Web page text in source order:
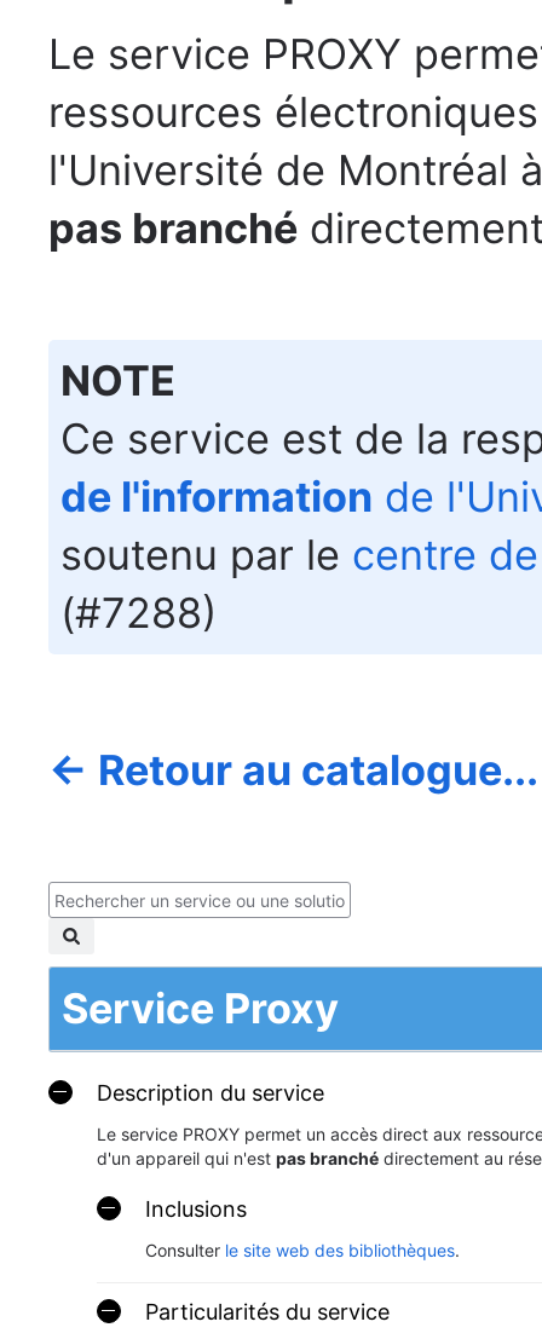
Le service PROXY
ressources
l'Université de Montréal
pas branché
NOTE
Ce service est de la
de l'information de
soutenu par le centre
(#7288)
← Retour au catalogue...
Service Proxy
Description du service
Le service PROXY permet un accès direct aux
d'un appareil qui n'est pas branché directement au
Inclusions
Consulter le site web des bibliothèques.
Particularités du service